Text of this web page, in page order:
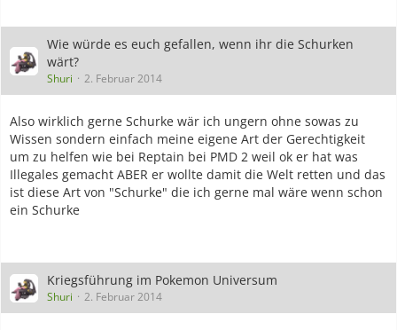
Wie würde es euch gefallen, wenn ihr die Schurken
wärt?
Shuri 2. Februar 2014
Also wirklich gerne Schurke wär ich ungern ohne sowas zu
Wissen sondern einfach meine eigene Art der Gerechtigkeit
um zu helfen wie bei Reptain bei PMD 2 weil ok er hat was
Illegales gemacht ABER er wollte damit die Welt retten und das
ist diese Art von "Schurke" die ich gerne mal wäre wenn schon
ein Schurke
Kriegsführung im Pokemon Universum
Shuri 2. Februar 2014